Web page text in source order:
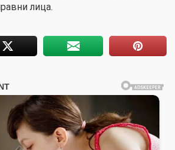
лица.